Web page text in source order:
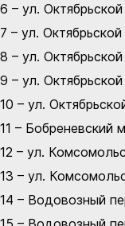
6 – ул.
7 – ул.
8 – ул.
9 – ул.
10 – ул.
11 – Бобреневский
12 – ул.
13 – ул.
14 – Водовозный